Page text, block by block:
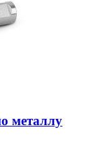
металлу